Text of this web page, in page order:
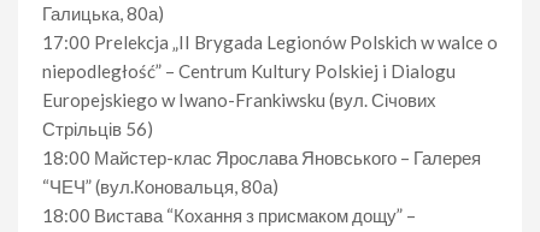
Галицька, 80а)
17:00 Prelekcja „II Brygada Legionów Polskich w walce o
niepodległość” – Centrum Kultury Polskiej i Dialogu
Europejskiego w Iwano-Frankiwsku (вул. Січових
Стрільців 56)
18:00 Майстер-клас Ярослава Яновського – Галерея
“ЧЕЧ” (вул.Коновальця, 80а)
18:00 Вистава “Кохання з присмаком дощу” –